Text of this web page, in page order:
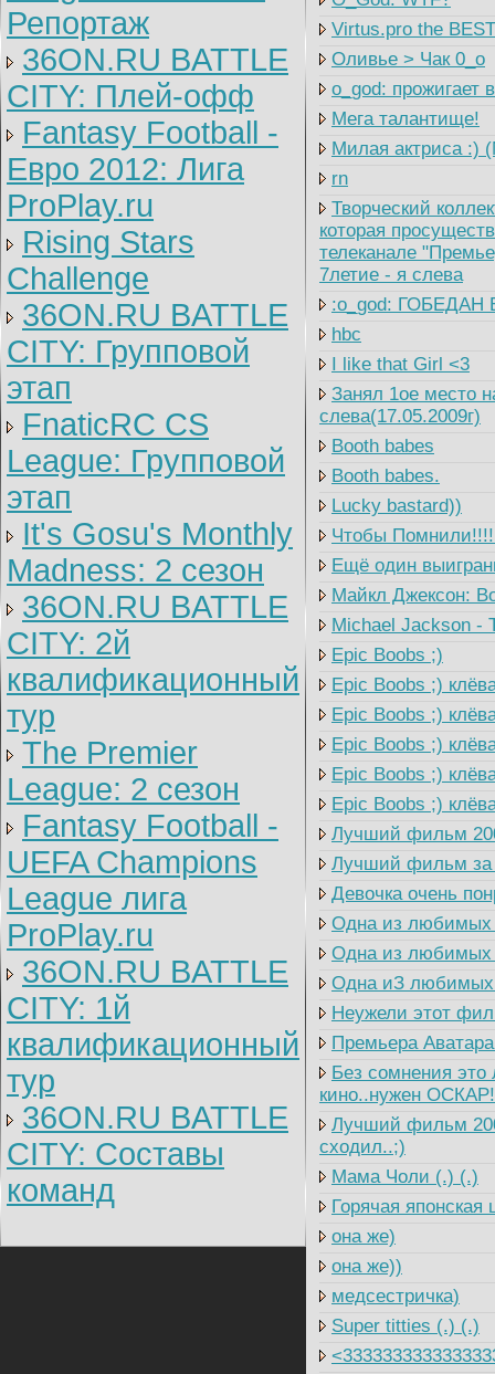
Репортаж
36ON.RU BATTLE
CITY: Плей-офф
Fantasy Football -
Евро 2012: Лига
ProPlay.ru
Rising Stars
Challenge
36ON.RU BATTLE
CITY: Групповой
этап
FnaticRC CS
League: Групповой
этап
It's Gosu's Monthly
Madness: 2 сезон
36ON.RU BATTLE
CITY: 2й
квалификационный
тур
The Premier
League: 2 cезон
Fantasy Football -
UEFA Champions
League лига
ProPlay.ru
36ON.RU BATTLE
CITY: 1й
квалификационный
тур
36ON.RU BATTLE
CITY: Составы
команд
Virtus.pro the
Оливье > Чак 0_o
o_god: прожигает
Мега талантище!
Милая актриса :)
rn
Творческий
которая
телеканале
7летие - я слева
:o_god: ГОБЕДАН
hbc
I like that Girl <3
Занял 1ое место
слева(17.05.2009г)
Booth babes
Booth babes.
Lucky bastard))
Чтобы Помнили!!!!
Ещё один
Майкл Джексон:
Michael Jackson -
Epic Boobs ;)
Epic Boobs ;)
Epic Boobs ;)
Epic Boobs ;)
Epic Boobs ;)
Epic Boobs ;)
Лучший фильм
Лучший фильм за
Девочка очень
Одна из любимых
Одна из любимых
Одна иЗ любимых
Неужели этот
Премьера
Без сомнения
кино..нужен ОСКАР!
Лучший фильм
сходил..;)
Мама Чоли (.) (.)
Горячая
она же)
она же))
медсестричка)
Super titties (.) (.)